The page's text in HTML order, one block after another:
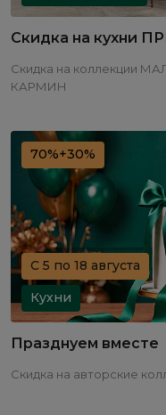
Скидка на кухни
Скидка на коллекции
КАРМИН
С 5 по 18 августа
70%+30%
Кухни
Празднуем вместе
Скидка на авторские